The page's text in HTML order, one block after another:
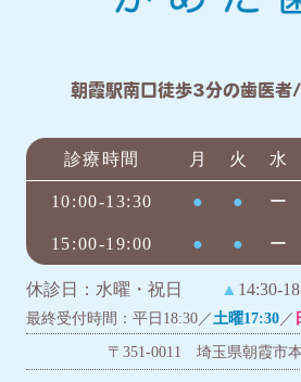
朝霞駅南口徒歩3分の歯医者/
診療時間 月 火 水
10:00-13:30 ● ● ー
15:00-19:00 ● ● ー
休診日：水曜・祝日 ▲ 14:30-
最終受付時間：平日18:30／ 土曜17:30／
〒351-0011 埼玉県朝霞市